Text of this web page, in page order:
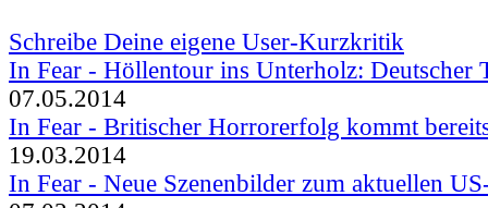
Schreibe Deine eigene User-Kurzkritik
In Fear - Höllentour ins Unterholz: Deutscher
07.05.2014
In Fear - Britischer Horrorerfolg kommt
19.03.2014
In Fear - Neue Szenenbilder zum aktuellen